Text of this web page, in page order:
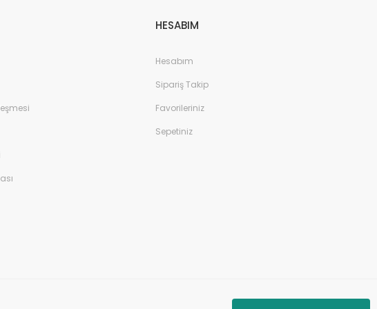
HESABIM
Hesabım
Sipariş Takip
Favorileriniz
Sepetiniz